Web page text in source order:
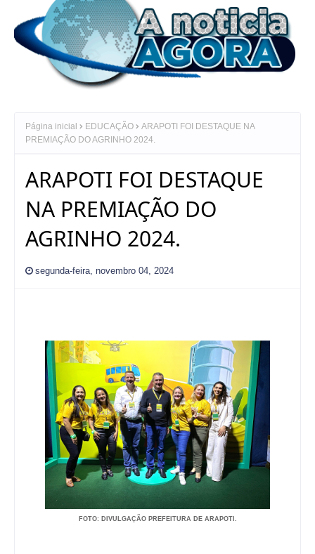
Página inicial EDUCAÇÃO
ARAPOTI FOI DESTAQUE NA
PREMIAÇÃO DO AGRINHO 2024.
ARAPOTI FOI DESTAQUE
NA PREMIAÇÃO DO
AGRINHO 2024.
segunda-feira, novembro 04, 2024
FOTO: DIVULGAÇÃO PREFEITURA DE ARAPOTI.